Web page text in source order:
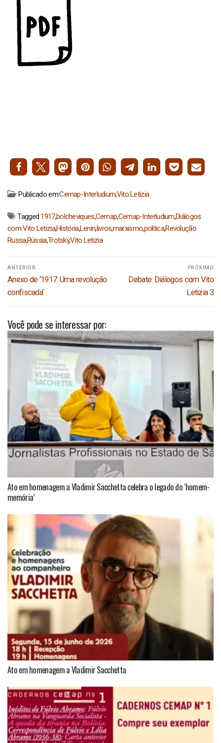
Publicado em:Cemap-Interludium,Vito Letizia
Tagged 1917,bolcheviques,Cemap,Cemap-Interludium,Diálogos
com Vito Letizia,História,Lenin,livros,marxismo,política,Revolução
Russa,Rússia,Trotsky,Vito Letizia
Navegação
de
Post
ANTERIOR
Post
anterior:
Anexo de ‘1917: Uma revolução
confiscada’
PRÓXIMO
Próximo
Debate: Diálogos com Vito
Letizia 3
Você pode se interessar por:
Ato em homenagem a Vladimir Sacchetta celebra o legado do ‘homem-
memória’
Ato em homenagem a Vladimir Sacchetta